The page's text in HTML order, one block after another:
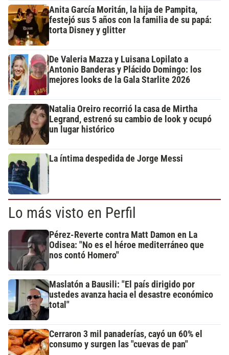
Anita García Moritán, la hija de Pampita,
festejó sus 5 años con la familia de su papá:
torta Disney y glitter
De Valeria Mazza y Luisana Lopilato a
Antonio Banderas y Plácido Domingo: los
mejores looks de la Gala Starlite 2026
Natalia Oreiro recorrió la casa de Mirtha
Legrand, estrenó su cambio de look y ocupó
un lugar histórico
La íntima despedida de Jorge Messi
Lo más visto en Perfil
Pérez-Reverte contra Matt Damon en La
Odisea: "No es el héroe mediterráneo que
nos contó Homero"
Maslatón a Bausili: "El país dirigido por
ustedes avanza hacia el desastre económico
total"
Cerraron 3 mil panaderías, cayó un 60% el
consumo y surgen las "cuevas de pan"